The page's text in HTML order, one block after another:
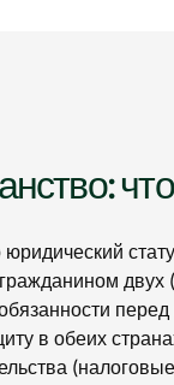
двух
в обеих